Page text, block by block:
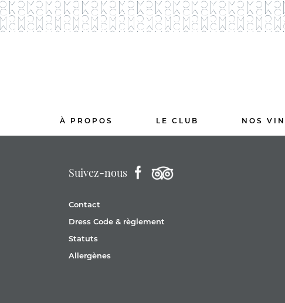
À PROPOS LE CLUB NOS
Suivez-nous
Contact
Dress Code & règlement
Statuts
Allergènes